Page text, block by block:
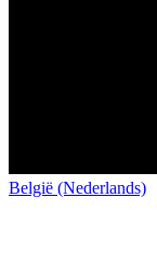
België (Nederlands)